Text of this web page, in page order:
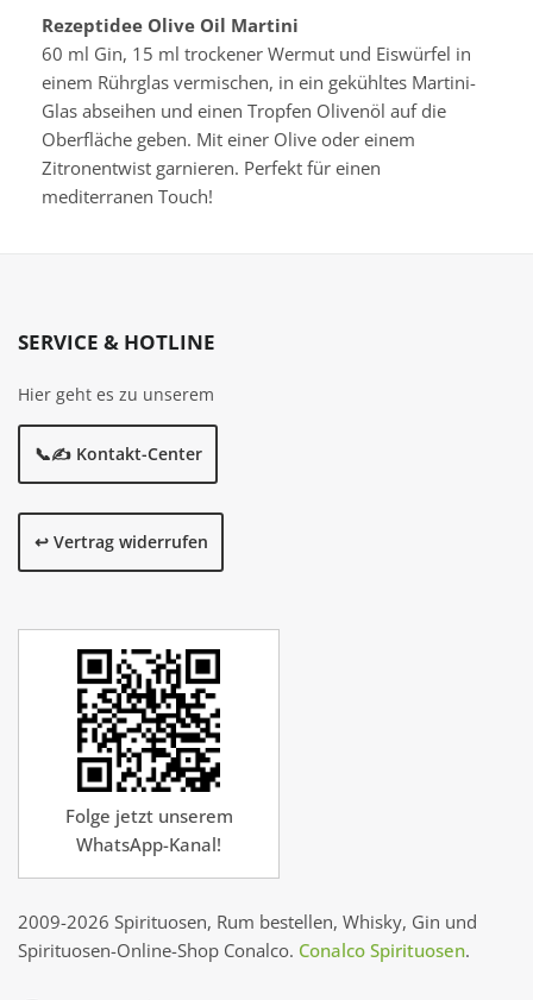
Rezeptidee Olive Oil Martini
60 ml Gin, 15 ml trockener Wermut und Eiswürfel in
einem Rührglas vermischen, in ein gekühltes Martini-
Glas abseihen und einen Tropfen Olivenöl auf die
Oberfläche geben. Mit einer Olive oder einem
Zitronentwist garnieren. Perfekt für einen
mediterranen Touch!
SERVICE & HOTLINE
Hier geht es zu unserem
📞✍️ Kontakt-Center
↩️ Vertrag widerrufen
Folge jetzt unserem
WhatsApp-Kanal!
2009-2026 Spirituosen, Rum bestellen, Whisky, Gin und
Spirituosen-Online-Shop Conalco. Conalco Spirituosen.